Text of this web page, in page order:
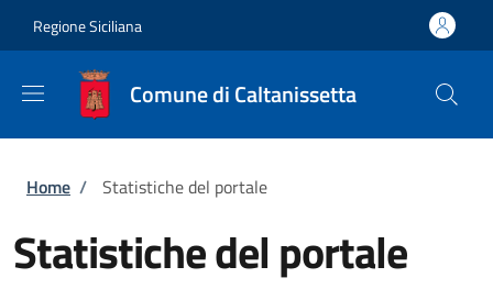
Regione Siciliana
Comune di Caltanissetta
Briciole di pane
Home / Statistiche del portale
Statistiche del portale